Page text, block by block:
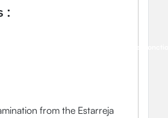
:
: Mécanismes biologiques, structures et
from the Estarreja